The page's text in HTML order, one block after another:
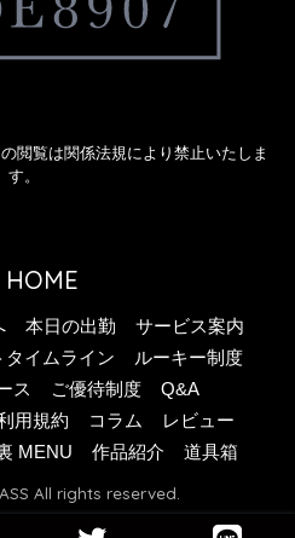
閲覧は関係法規により禁止いたしま
す。
本日の出勤
サービス案内
タイムライン
ルーキー制度
ス ご優待制度
Q&A
用規約 コラム
レビュー
MENU 作品紹介 道具箱
All rights reserved.